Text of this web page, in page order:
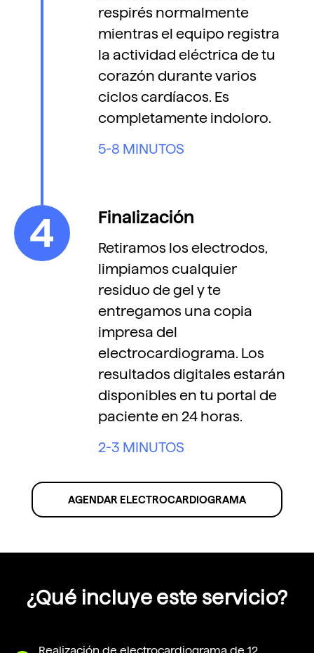
respirés normalmente
mientras el equipo registra
la actividad eléctrica de tu
corazón durante varios
ciclos cardíacos. Es
completamente indoloro.
5-8 MINUTOS
Finalización
Retiramos los electrodos,
limpiamos cualquier
residuo de gel y te
entregamos una copia
impresa del
electrocardiograma. Los
resultados digitales estarán
disponibles en tu portal de
paciente en 24 horas.
2-3 MINUTOS
AGENDAR ELECTROCARDIOGRAMA
¿Qué incluye este servicio?